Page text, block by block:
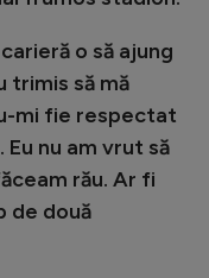
o să ajung
trimis să mă
mi fie respectat
nu am vrut să
rău. Ar fi
de două